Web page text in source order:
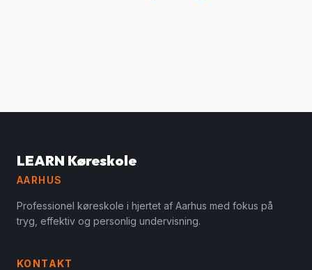
LEARN Køreskole
AARHUS
Professionel køreskole i hjertet af Aarhus med fokus på
tryg, effektiv og personlig undervisning.
KONTAKT